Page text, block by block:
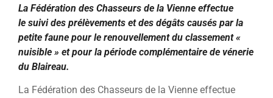
La Fédération des Chasseurs de la Vienne effectue
le suivi des prélèvements et des dégâts causés par la
petite faune pour le renouvellement du classement «
nuisible » et pour la période complémentaire de vénerie
du Blaireau.
La Fédération des Chasseurs de la Vienne effectue